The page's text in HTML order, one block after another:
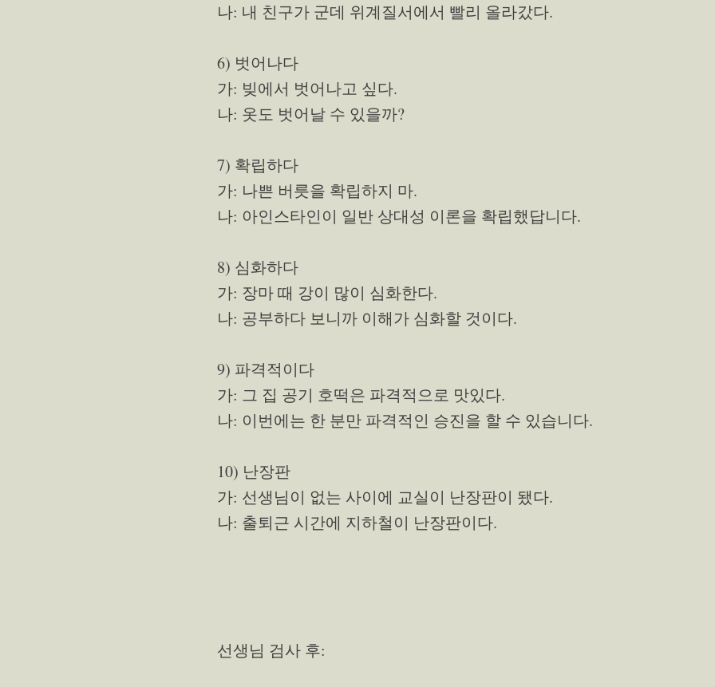
나: 내 친구가 군데 위계질서에서 빨리 올라갔다.
6) 벗어나다
가: 빚에서 벗어나고 싶다.
나: 옷도 벗어날 수 있을까?
7) 확립하다
가: 나쁜 버릇을 확립하지 마.
나: 아인스타인이 일반 상대성 이론을 확립했답니다.
8) 심화하다
가: 장마 때 강이 많이 심화한다.
나: 공부하다 보니까 이해가 심화할 것이다.
9) 파격적이다
가: 그 집 공기 호떡은 파격적으로 맛있다.
나: 이번에는 한 분만 파격적인 승진을 할 수 있습니다.
10) 난장판
가: 선생님이 없는 사이에 교실이 난장판이 됐다.
나: 출퇴근 시간에 지하철이 난장판이다.
선생님 검사 후: